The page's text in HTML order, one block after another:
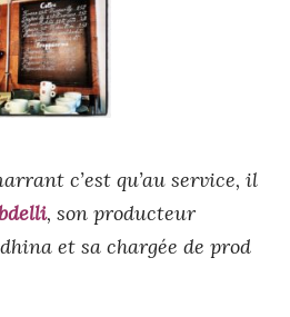
c’est qu’au service, il
, son producteur
et sa chargée de prod